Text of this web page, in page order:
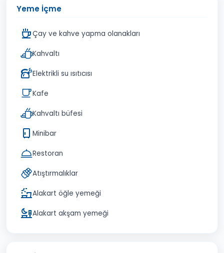
Yeme İçme
Çay ve kahve yapma olanakları
Kahvaltı
Elektrikli su ısıtıcısı
Kafe
Kahvaltı büfesi
Minibar
Restoran
Atıştırmalıklar
Alakart öğle yemeği
Alakart akşam yemeği